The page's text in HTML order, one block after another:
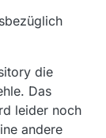
die
Das
leider noch
andere